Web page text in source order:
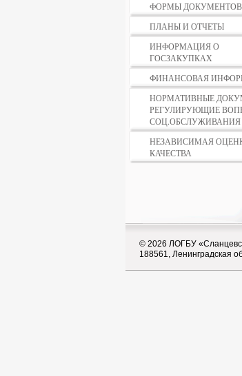
ФОРМЫ ДОКУМЕНТОВ
ПЛАНЫ И ОТЧЕТЫ
ИНФОРМАЦИЯ О
ГОСЗАКУПКАХ
ФИНАНСОВАЯ
НОРМАТИВНЫЕ
РЕГУЛИРУЮЩИЕ
СОЦ.ОБСЛУЖИВАНИЯ
НЕЗАВИСИМАЯ
КАЧЕСТВА
© 2026 ЛОГБУ
188561, Ленинградская